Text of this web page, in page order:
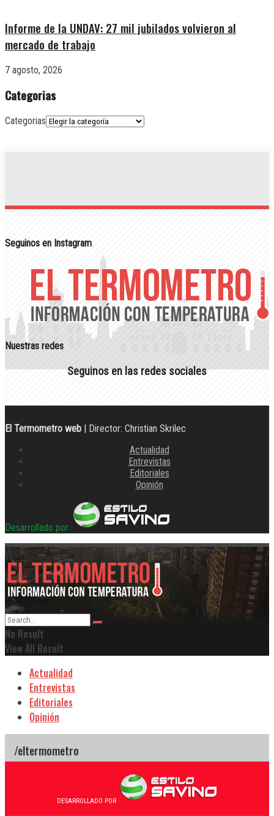
Informe de la UNDAV: 27 mil jubilados volvieron al
mercado de trabajo
7 agosto, 2026
Categorias
Categorias
Seguinos en Instagram
Nuestras redes
Seguinos en las redes sociales
El Termometro web | Director: Christian Skrilec
Actualidad
Entrevistas
Editoriales
Opinión
Desarrollado por
No Result
View All Result
Actualidad
Entrevistas
Editoriales
Opinión
DESARROLLADO POR